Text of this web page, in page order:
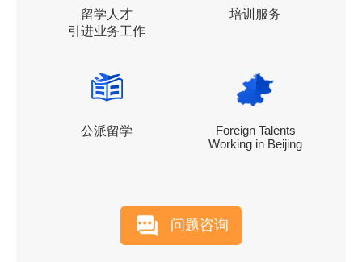
留学人才
引进业务工作
培训服务
公派留学
Foreign Talents
Working in Beijing
问题咨询